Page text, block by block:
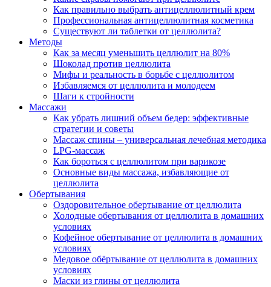
Как правильно выбрать антицеллюлитный крем
Профессиональная антицеллюлитная косметика
Существуют ли таблетки от целлюлита?
Методы
Как за месяц уменьшить целлюлит на 80%
Шоколад против целлюлита
Мифы и реальность в борьбе с целлюлитом
Избавляемся от целлюлита и молодеем
Шаги к стройности
Массажи
Как убрать лишний объем бедер: эффективные
стратегии и советы
Массаж спины – универсальная лечебная методика
LPG-массаж
Как бороться с целлюлитом при варикозе
Основные виды массажа, избавляющие от
целлюлита
Обертывания
Оздоровительное обертывание от целлюлита
Холодные обертывания от целлюлита в домашних
условиях
Кофейное обертывание от целлюлита в домашних
условиях
Медовое обёртывание от целлюлита в домашних
условиях
Маски из глины от целлюлита